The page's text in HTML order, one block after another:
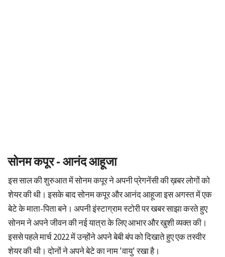
सोनम कपूर - आनंद आहूजा
इस साल की शुरुआत में सोनम कपूर ने अपनी प्रेगनेंसी की ख़बर लोगों को
शेयर की थी। इसके बाद सोनम कपूर और आनंद आहूजा इस अगस्त में एक
बेटे के माता-पिता बने। अपनी इंस्टाग्राम स्टोरी पर खबर साझा करते हुए
सोनम ने अपने जीवन की नई यात्रा के लिए आभार और खुशी व्यक्त की।
इससे पहले मार्च 2022 में उन्होंने अपने बेबी बंप को दिखाते हुए एक तस्वीर
शेयर की थी। दोनों ने अपने बेटे का नाम 'वायु' रखा है।